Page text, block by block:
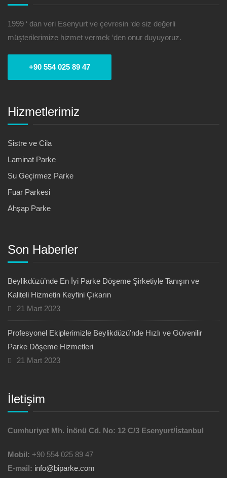
1999 ‘ dan veri Esenyurt ve çevresin ‘de siz değerli
müşterilerimize hizmet vermek ‘den onur duyuyoruz.
+90 554 025 89 47
Hizmetlerimiz
Sistre ve Cila
Laminat Parke
Su Geçirmez Parke
Fuar Parkesi
Ahşap Parke
Son Haberler
Beylikdüzü’nde En İyi Parke Döşeme Şirketiyle Tanışın ve
Kaliteli Hizmetin Keyfini Çıkarın
21 Mart 2023
Profesyonel Ekiplerimizle Beylikdüzü’nde Hızlı ve Güvenilir
Parke Döşeme Hizmetleri
21 Mart 2023
İletişim
Cumhuriyet Mh. İnönü Cd. No: 12 C/3 Esenyurt/İstanbul
Mobil: +90 554 025 89 47
E-mail: info@biparke.com